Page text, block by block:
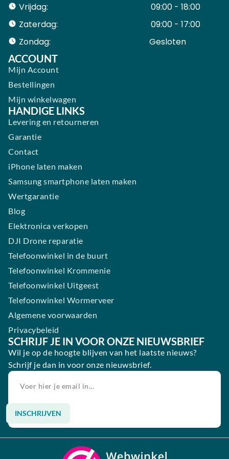
Vrijdag:
09:00 - 18:00
Zaterdag:
09:00 - 17:00
Zondag:
Gesloten ​ ​ ​ ​ ​ ​ ​
ACCOUNT
Mijn Account
Bestellingen
Mijn winkelwagen
HANDIGE LINKS
Levering en retourneren
Garantie
Contact
iPhone laten maken
Samsung smartphone laten maken
Wertgarantie
Blog
Elektronica verkopen
DJI Drone reparatie
Telefoonwinkel in de buurt
Telefoonwinkel Krommenie
Telefoonwinkel Uitgeest
Telefoonwinkel Wormerveer
Algemene voorwaarden
Privacybeleid
SCHRIJF JE IN VOOR ONZE NIEUWSBRIEF
Wil je op de hoogte blijven van het laatste nieuws?
Schrijf je dan in voor onze nieuwsbrief.
INSCHRIJVEN
Alternative: